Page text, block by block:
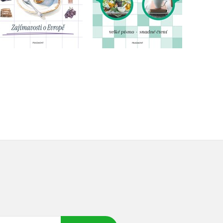
Do košíku
119 Kč
Do košíku
103 Kč